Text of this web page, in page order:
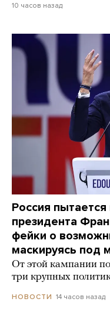
10 часов назад
Россия
президента
фейки о
маскируясь под
От этой кампании
три крупных
НОВОСТИ 14 часов назад